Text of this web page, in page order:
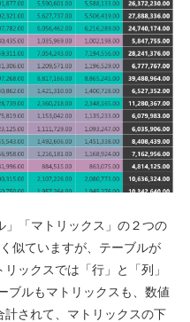
」「マトリックス」の２つの
似ていますが、テーブルが
ックスでは「行」と「列」
ブルもマトリックスも、数値
されて、マトリックスの下